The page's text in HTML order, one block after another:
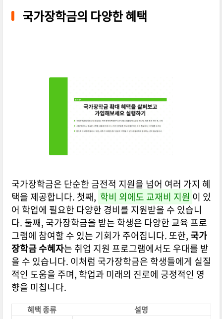
국가장학금의 다양한 혜택
국가장학금은 단순한 금전적 지원을 넘어 여러 가지 혜
택을 제공합니다. 첫째, 학비 외에도 교재비 지원 이 있
어 학업에 필요한 다양한 경비를 지원받을 수 있습니
다. 둘째, 국가장학금을 받는 학생은 다양한 교육 프로
그램에 참여할 수 있는 기회가 주어집니다. 또한, 국가
장학금 수혜자는 취업 지원 프로그램에서도 우대를 받
을 수 있습니다. 이처럼 국가장학금은 학생들에게 실질
적인 도움을 주며, 학업과 미래의 진로에 긍정적인 영
향을 미칩니다.
혜택 종류
설명